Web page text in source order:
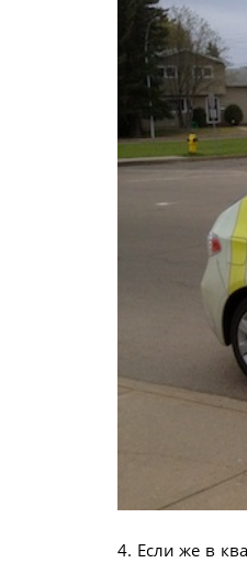
4. Если же в